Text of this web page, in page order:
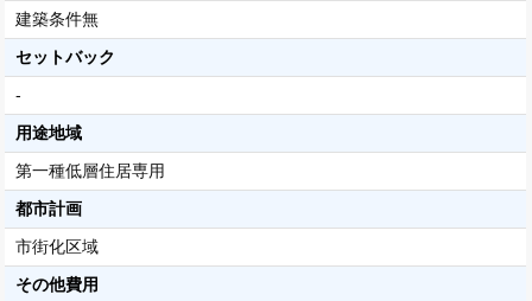
建築条件無
セットバック
-
用途地域
第一種低層住居専用
都市計画
市街化区域
その他費用